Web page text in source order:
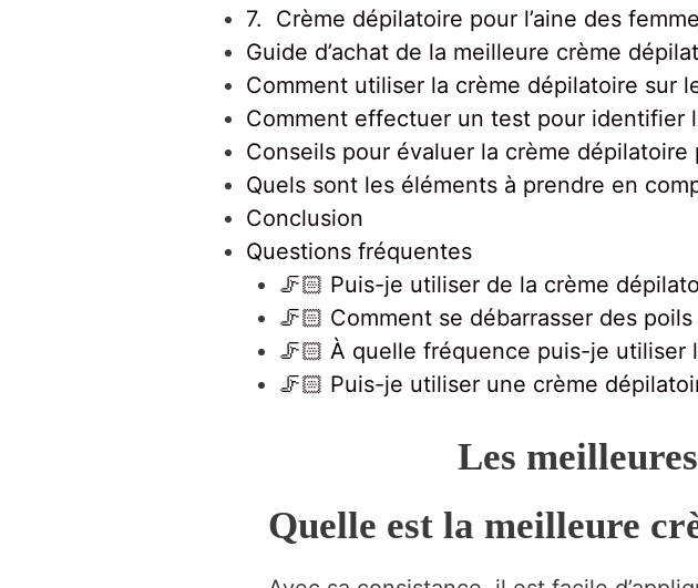
7. Crème dépilatoire pour l’aine des
Guide d’achat de la meilleure crème
Comment utiliser la crème dépilatoire sur
Comment effectuer un test pour identifier
Conseils pour évaluer la crème dépilatoire
Quels sont les éléments à prendre en
Conclusion
Questions fréquentes
🦵🏻 Puis-je utiliser de la crème
🦵🏻 Comment se débarrasser des
🦵🏻 À quelle fréquence puis-je utiliser
🦵🏻 Puis-je utiliser une crème
Les
Quelle est la meilleure